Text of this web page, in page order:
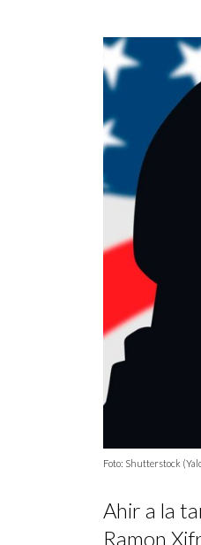
Foto: Shutterstock
Ahir a la
Ramon